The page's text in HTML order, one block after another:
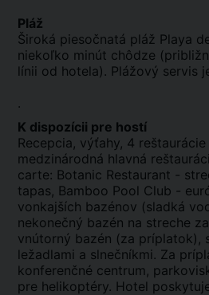
Pláž
Široká piesočnatá pláž Playa
niekoľko minút chôdze
línii od hotela). Plážový servis
.
K dispozícii pre hostí
Recepcia, výťahy, 4
medzinárodná hlavná
carte: Botanic Restaurant -
tapas, Bamboo Pool Club -
vonkajších bazénov (sladká
nekonečný bazén na streche
vnútorný bazén (za príplatok),
ležadlami a slnečníkmi. Za
konferenčné centrum,
pre helikoptéry. Hotel